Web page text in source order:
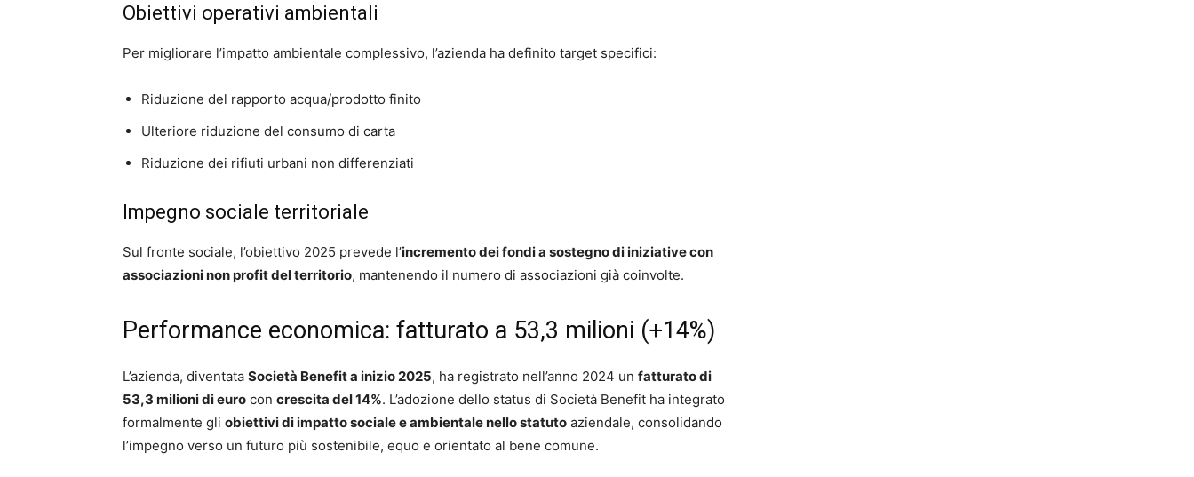
Obiettivi operativi ambientali
Per migliorare l’impatto ambientale complessivo, l’azienda ha definito target specifici:
Riduzione del rapporto acqua/prodotto finito
Ulteriore riduzione del consumo di carta
Riduzione dei rifiuti urbani non differenziati
Impegno sociale territoriale
Sul fronte sociale, l’obiettivo 2025 prevede l’incremento dei fondi a sostegno di iniziative con
associazioni non profit del territorio, mantenendo il numero di associazioni già coinvolte.
Performance economica: fatturato a 53,3 milioni (+14%)
L’azienda, diventata Società Benefit a inizio 2025, ha registrato nell’anno 2024 un fatturato di
53,3 milioni di euro con crescita del 14%. L’adozione dello status di Società Benefit ha integrato
formalmente gli obiettivi di impatto sociale e ambientale nello statuto aziendale, consolidando
l’impegno verso un futuro più sostenibile, equo e orientato al bene comune.